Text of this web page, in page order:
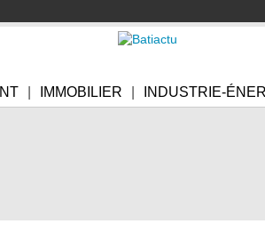
IMMOBILIER INDUSTRIE-